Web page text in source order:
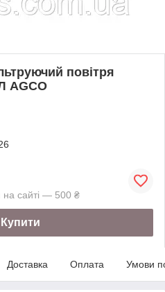
повітря
AGCO
на сайті — 500 ₴
Купити
Доставка Оплата Умови